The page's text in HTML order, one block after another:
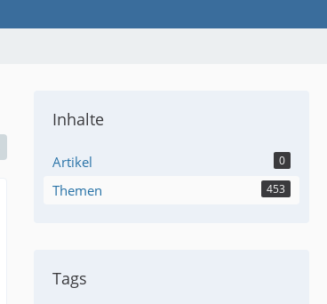
Inhalte
Artikel 0
Themen 453
Tags